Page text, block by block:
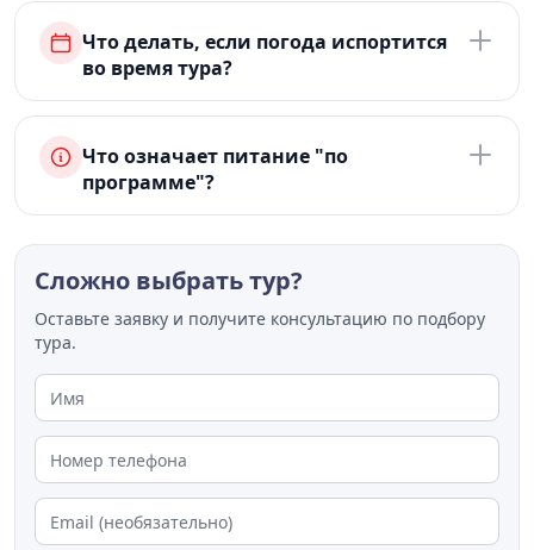
Что делать, если погода испортится
во время тура?
Что означает питание "по
программе"?
Сложно выбрать тур?
Оставьте заявку и получите консультацию по подбору
тура.